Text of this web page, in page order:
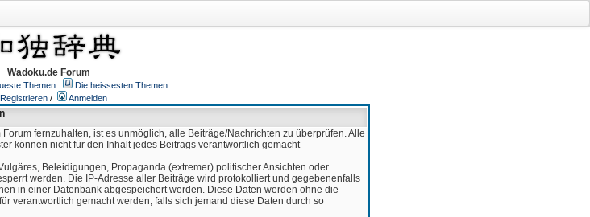
Wadoku.de Forum
Themen
Die heissesten Themen
Registrieren / Anmelden
fernzuhalten, ist es unmöglich, alle Beiträge/Nachrichten zu überprüfen. Alle
können nicht für den Inhalt jedes Beitrags verantwortlich gemacht
Beleidigungen, Propaganda (extremer) politischer Ansichten oder
werden. Die IP-Adresse aller Beiträge wird protokolliert und gegebenenfalls
in einer Datenbank abgespeichert werden. Diese Daten werden ohne die
verantwortlich gemacht werden, falls sich jemand diese Daten durch so